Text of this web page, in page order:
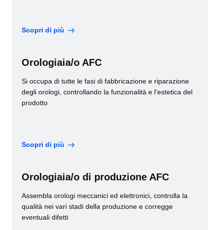
Scopri di più
Orologiaia/o AFC
Si occupa di tutte le fasi di fabbricazione e riparazione
degli orologi, controllando la funzionalità e l'estetica del
prodotto
Scopri di più
Orologiaia/o di produzione AFC
Assembla orologi meccanici ed elettronici, controlla la
qualità nei vari stadi della produzione e corregge
eventuali difetti